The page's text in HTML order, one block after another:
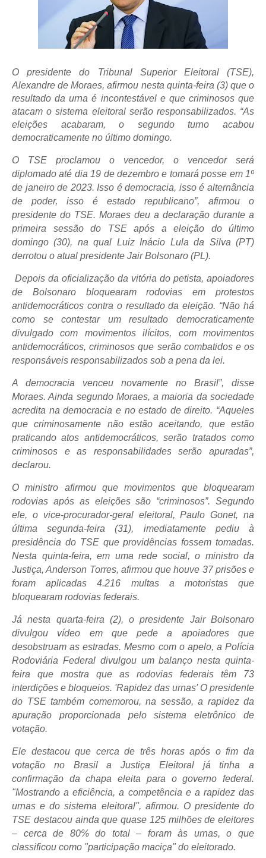
O presidente do Tribunal Superior Eleitoral (TSE),
Alexandre de Moraes, afirmou nesta quinta-feira (3) que o
resultado da urna é incontestável e que criminosos que
atacam o sistema eleitoral serão responsabilizados. “As
eleições acabaram, o segundo turno acabou
democraticamente no último domingo.
O TSE proclamou o vencedor, o vencedor será
diplomado até dia 19 de dezembro e tomará posse em 1º
de janeiro de 2023. Isso é democracia, isso é alternância
de poder, isso é estado republicano”, afirmou o
presidente do TSE. Moraes deu a declaração durante a
primeira sessão do TSE após a eleição do último
domingo (30), na qual Luiz Inácio Lula da Silva (PT)
derrotou o atual presidente Jair Bolsonaro (PL).
Depois da oficialização da vitória do petista, apoiadores
de Bolsonaro bloquearam rodovias em protestos
antidemocráticos contra o resultado da eleição. “Não há
como se contestar um resultado democraticamente
divulgado com movimentos ilícitos, com movimentos
antidemocráticos, criminosos que serão combatidos e os
responsáveis responsabilizados sob a pena da lei.
A democracia venceu novamente no Brasil”, disse
Moraes. Ainda segundo Moraes, a maioria da sociedade
acredita na democracia e no estado de direito. “Aqueles
que criminosamente não estão aceitando, que estão
praticando atos antidemocráticos, serão tratados como
criminosos e as responsabilidades serão apuradas”,
declarou.
O ministro afirmou que movimentos que bloquearam
rodovias após as eleições são “criminosos”. Segundo
ele, o vice-procurador-geral eleitoral, Paulo Gonet, na
última segunda-feira (31), imediatamente pediu à
presidência do TSE que providências fossem tomadas.
Nesta quinta-feira, em uma rede social, o ministro da
Justiça, Anderson Torres, afirmou que houve 37 prisões e
foram aplicadas 4.216 multas a motoristas que
bloquearam rodovias federais.
Já nesta quarta-feira (2), o presidente Jair Bolsonaro
divulgou vídeo em que pede a apoiadores que
desobstruam as estradas. Mesmo com o apelo, a Polícia
Rodoviária Federal divulgou um balanço nesta quinta-
feira que mostra que as rodovias federais têm 73
interdições e bloqueios. 'Rapidez das urnas' O presidente
do TSE também comemorou, na sessão, a rapidez da
apuração proporcionada pelo sistema eletrônico de
votação.
Ele destacou que cerca de três horas após o fim da
votação no Brasil a Justiça Eleitoral já tinha a
confirmação da chapa eleita para o governo federal.
"Mostrando a eficiência, a competência e a rapidez das
urnas e do sistema eleitoral", afirmou. O presidente do
TSE destacou ainda que quase 125 milhões de eleitores
– cerca de 80% do total – foram às urnas, o que
classificou como "participação maciça" do eleitorado.